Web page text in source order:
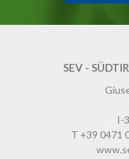
SEV -
I-
T +39 0471